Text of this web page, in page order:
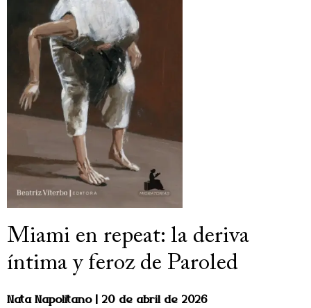
Miami en repeat: la deriva
íntima y feroz de Paroled
Nata Napolitano 20 de abril de 2026